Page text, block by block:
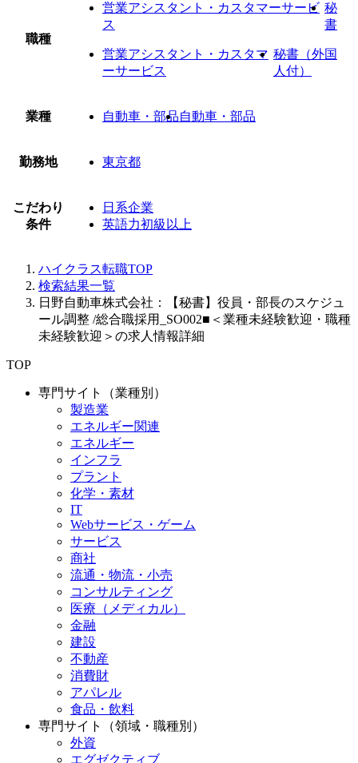
職種
営業アシスタント・カスタマーサービ
ス
秘
書
営業アシスタント・カスタマ
ーサービス
秘書（外国
人付）
業種 自動車・部品自動車・部品
勤務地 東京都
こだわり
条件
日系企業
英語力初級以上
ハイクラス転職TOP
検索結果一覧
日野自動車株式会社：【秘書】役員・部長のスケジュ
ール調整 /総合職採用_SO002■＜業種未経験歓迎・職種
未経験歓迎＞の求人情報詳細
TOP
専門サイト（業種別）
製造業
エネルギー関連
エネルギー
インフラ
プラント
化学・素材
IT
Webサービス・ゲーム
サービス
商社
流通・物流・小売
コンサルティング
医療（メディカル）
金融
建設
不動産
消費財
アパレル
食品・飲料
専門サイト（領域・職種別）
外資
エグゼクティブ